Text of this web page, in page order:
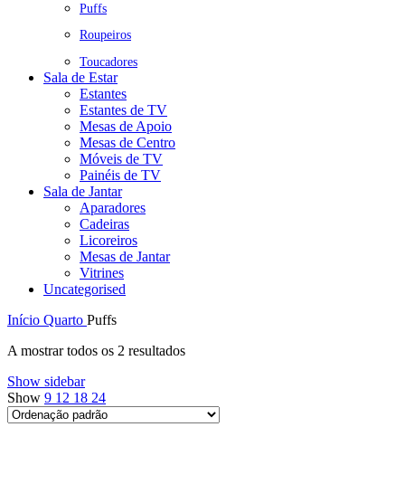
Puffs
Roupeiros
Toucadores
Sala de Estar
Estantes
Estantes de TV
Mesas de Apoio
Mesas de Centro
Móveis de TV
Painéis de TV
Sala de Jantar
Aparadores
Cadeiras
Licoreiros
Mesas de Jantar
Vitrines
Uncategorised
Início Quarto Puffs
A mostrar todos os 2 resultados
Show sidebar
Show 9 12 18 24